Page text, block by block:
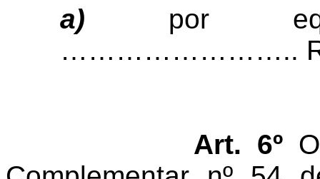
a) por
…………………….. R$
Art. 6ºO